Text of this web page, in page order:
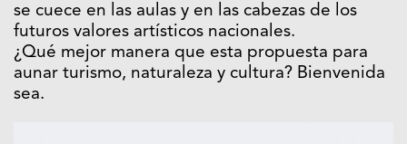
se cuece en las aulas y en las cabezas de los
futuros valores artísticos nacionales.
¿Qué mejor manera que esta propuesta para
aunar turismo, naturaleza y cultura? Bienvenida
sea.